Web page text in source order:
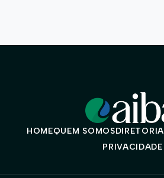
HOMEQUEM SOMOSDIRETORIA
PRIVACIDADE